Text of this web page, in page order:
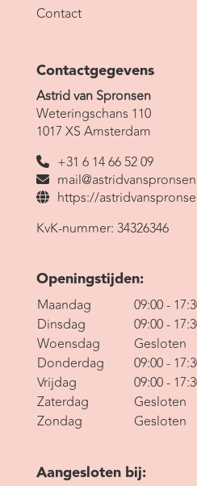
Contact
Contactgegevens
Astrid van Spronsen
Weteringschans 110
1017 XS Amsterdam
+31 6 14 66 52 09
https://
KvK-nummer: 34326346
Openingstijden:
Maandag
09:00 -
Dinsdag
09:00 -
Woensdag
Gesloten
Donderdag
09:00 -
Vrijdag
09:00 -
Zaterdag
Gesloten
Zondag
Gesloten
Aangesloten bij: